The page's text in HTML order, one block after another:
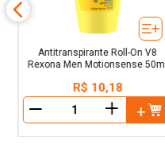
Antitranspirante Roll-On V8
Rexona Men Motionsense 50ml
R$ 10,18
＋